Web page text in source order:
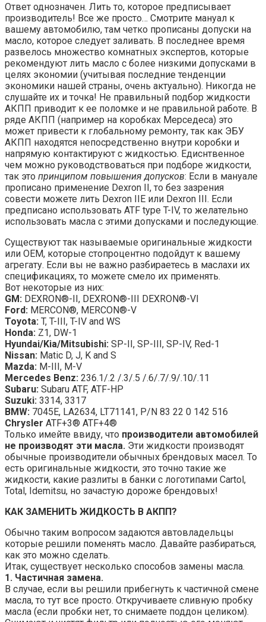
Ответ однозначен. Лить то, которое предписывает
производитель! Все же просто… Смотрите мануал к
вашему автомобилю, там четко прописаны допуски на
масло, которое следует заливать. В последнее время
развелось множество комнатных экспертов, которые
рекомендуют лить масло с более низкими допусками в
целях экономии (учитывая последние тенденции
экономики нашей страны, очень актуально). Никогда не
слушайте их и точка! Не правильный подбор жидкости
АКПП приводит к ее поломке и не правильной работе. В
ряде АКПП (например на коробках Мерседеса) это
может привести к глобальному ремонту, так как ЭБУ
АКПП находятся непосредственно внутри коробки и
напрямую контактируют с жидкостью. Едиснтвенное
чем можно руководствоваться при подборе жидкости,
так это принципом повышения допусков: Если в мануале
прописано применение Dexron II, то без зазрения
совести можете лить Dexron IIE или Dexron III. Если
предписано использовать ATF type T-IV, то желательно
использовать масла с этими допусками и последующие.
Существуют так называемые оригинальные жидкости
или ОЕМ, которые стопроцентно подойдут к вашему
агрегату. Если вы не важно разбираетесь в маслахи их
спецификациях, то можете смело их применять.
Вот некоторые из них:
GM: DEXRON®-II, DEXRON®-III DEXRON®-VI
Ford: MERCON®, MERCON®-V
Toyota: T, T-III, T-IV and WS
Honda: Z1, DW-1
Hyundai/Kia/Mitsubishi: SP-II, SP-III, SP-IV, Red-1
Nissan: Matic D, J, K and S
Mazda: M-III, M-V
Mercedes Benz: 236.1/.2 /.3/.5 /.6/.7/.9/.10/.11
Subaru: Subaru ATF, ATF-HP
Suzuki: 3314, 3317
BMW: 7045E, LA2634, LT71141, P/N 83 22 0 142 516
Chrysler ATF+3® ATF+4®
Только имейте ввиду, что производители автомобилей
не производят эти масла. Эти жидкости производят
обычные производители обычных брендовых масел. То
есть оригинальные жидкости, это точно такие же
жидкости, какие разлиты в банки с логотипами Cartol,
Total, Idemitsu, но зачастую дороже брендовых!
КАК ЗАМЕНИТЬ ЖИДКОСТЬ В АКПП?
Обычно таким вопросом задаются автовладельцы
которые решили поменять масло. Давайте разбираться,
как это можно сделать.
Итак, существует несколько способов замены масла.
1. Частичная замена.
В случае, если вы решили прибегнуть к частичной смене
масла, то тут все просто. Откручиваете сливную пробку
масла (если пробки нет, то снимаете поддон целиком).